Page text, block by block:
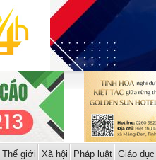
Thế giới Xã hội Pháp luật Giáo dục